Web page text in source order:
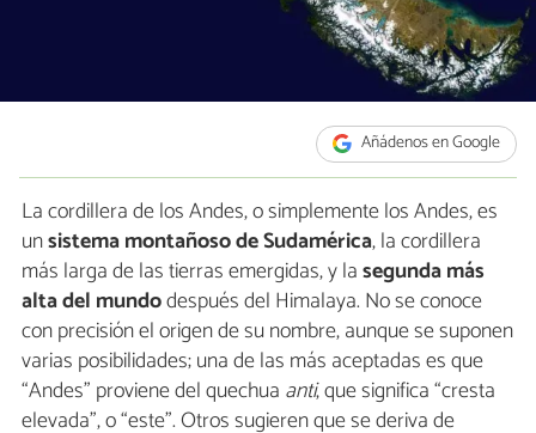
Añádenos en Google
La cordillera de los Andes, o simplemente los Andes, es
unsistema montañoso de Sudamérica, la cordillera
más larga de las tierras emergidas, y lasegunda más
alta del mundodespués del Himalaya. No se conoce
con precisión el origen de su nombre, aunque se suponen
varias posibilidades; una de las más aceptadas es que
“Andes” proviene del quechua anti, que significa “cresta
elevada”, o “este”. Otros sugieren que se deriva de